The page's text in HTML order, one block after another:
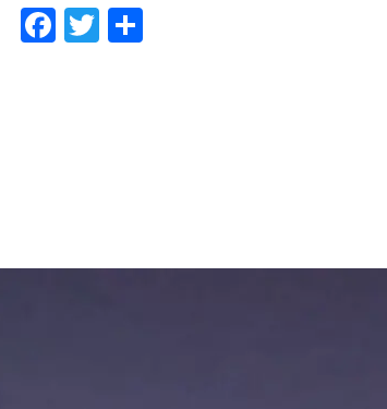
Fa T